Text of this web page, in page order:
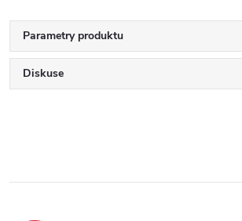
Parametry produktu
Diskuse